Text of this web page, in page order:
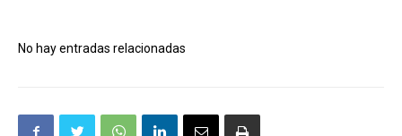
No hay entradas relacionadas